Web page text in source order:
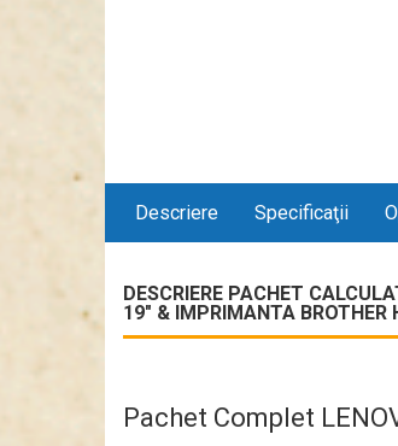
Descriere Specificaţii
DESCRIERE PACHET
19" & IMPRIMANTA BROTHER
Pachet Complet